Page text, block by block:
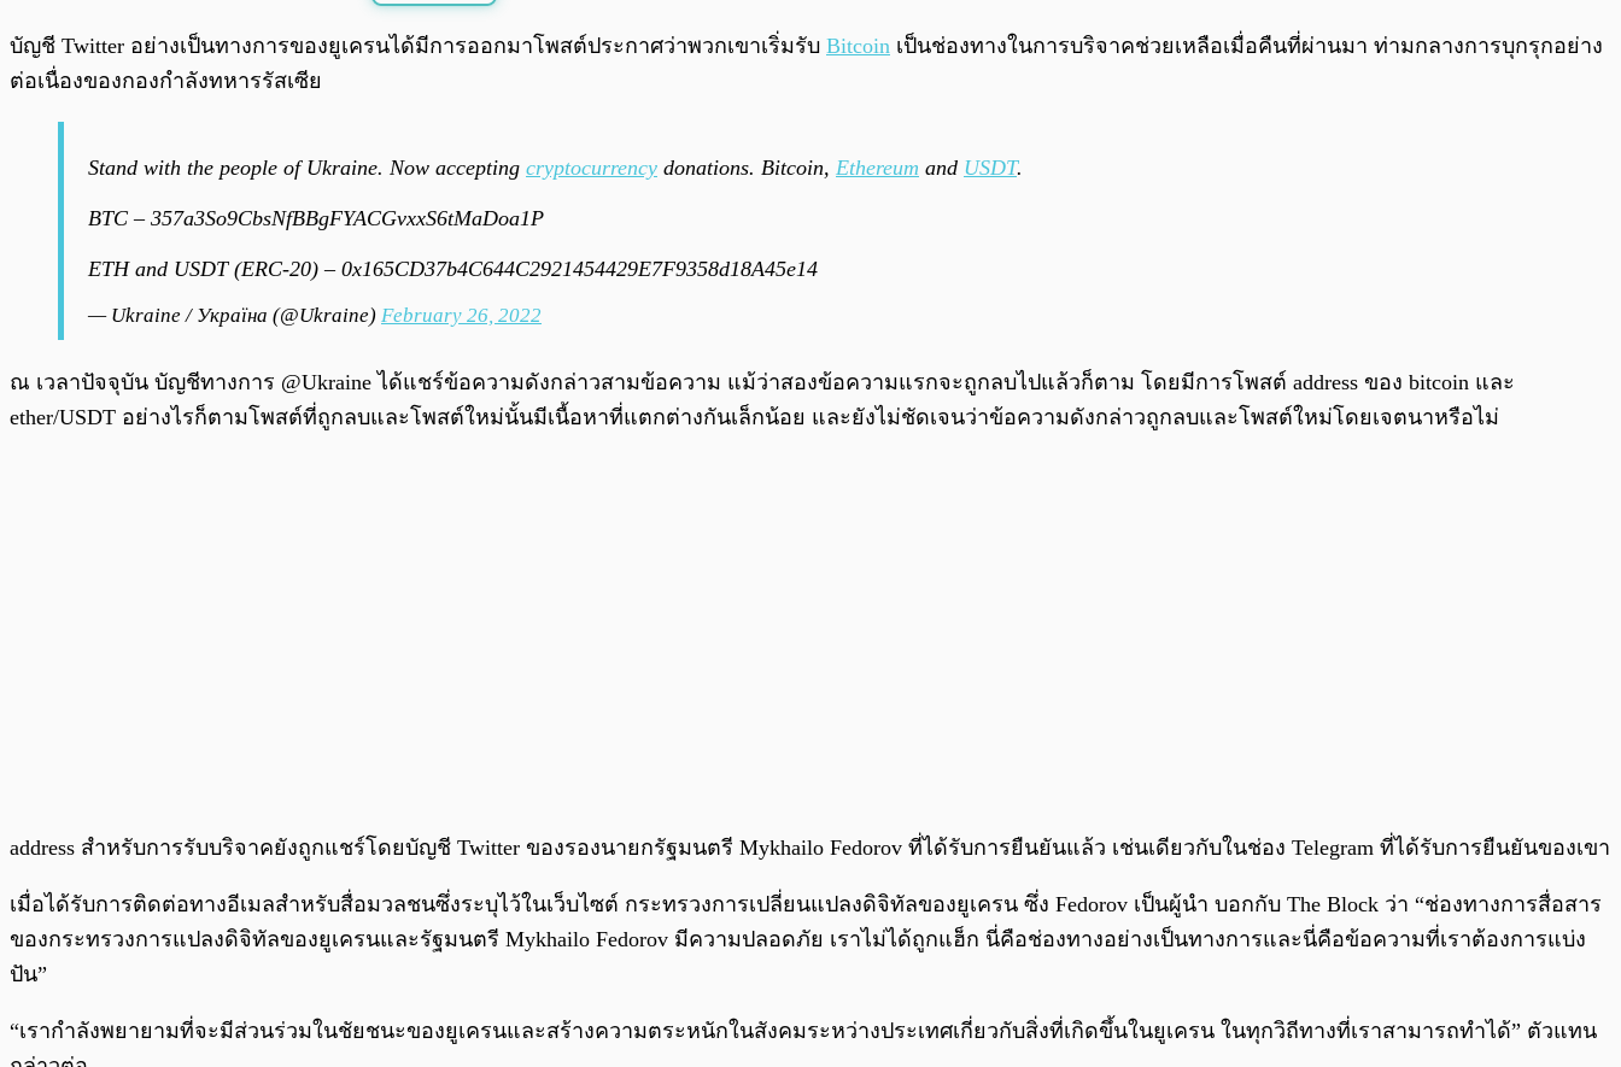
พร้อมเล่น
บัญชี Twitter อย่างเป็นทางการของยูเครนได้มีการออกมาโพสต์ประกาศว่าพวกเขาเริ่มรับ Bitcoin เป็นช่องทางในการบริจาคช่วยเหลือเมื่อคืนที่ผ่านมา ท่ามกลางการบุกรุกอย่าง
ต่อเนื่องของกองกำลังทหารรัสเซีย
Stand with the people of Ukraine. Now accepting cryptocurrency donations. Bitcoin, Ethereum and USDT.
BTC – 357a3So9CbsNfBBgFYACGvxxS6tMaDoa1P
ETH and USDT (ERC-20) – 0x165CD37b4C644C2921454429E7F9358d18A45e14
— Ukraine / Україна (@Ukraine) February 26, 2022
ณ เวลาปัจจุบัน บัญชีทางการ @Ukraine ได้แชร์ข้อความดังกล่าวสามข้อความ แม้ว่าสองข้อความแรกจะถูกลบไปแล้วก็ตาม โดยมีการโพสต์ address ของ bitcoin และ
ether/USDT อย่างไรก็ตามโพสต์ที่ถูกลบและโพสต์ใหม่นั้นมีเนื้อหาที่แตกต่างกันเล็กน้อย และยังไม่ชัดเจนว่าข้อความดังกล่าวถูกลบและโพสต์ใหม่โดยเจตนาหรือไม่
address สำหรับการรับบริจาคยังถูกแชร์โดยบัญชี Twitter ของรองนายกรัฐมนตรี Mykhailo Fedorov ที่ได้รับการยืนยันแล้ว เช่นเดียวกับในช่อง Telegram ที่ได้รับการยืนยันของเขา
เมื่อได้รับการติดต่อทางอีเมลสำหรับสื่อมวลชนซึ่งระบุไว้ในเว็บไซต์ กระทรวงการเปลี่ยนแปลงดิจิทัลของยูเครน ซึ่ง Fedorov เป็นผู้นำ บอกกับ The Block ว่า “ช่องทางการสื่อสาร
ของกระทรวงการแปลงดิจิทัลของยูเครนและรัฐมนตรี Mykhailo Fedorov มีความปลอดภัย เราไม่ได้ถูกแฮ็ก นี่คือช่องทางอย่างเป็นทางการและนี่คือข้อความที่เราต้องการแบ่ง
ปัน”
“เรากำลังพยายามที่จะมีส่วนร่วมในชัยชนะของยูเครนและสร้างความตระหนักในสังคมระหว่างประเทศเกี่ยวกับสิ่งที่เกิดขึ้นในยูเครน ในทุกวิถีทางที่เราสามารถทำได้” ตัวแทน